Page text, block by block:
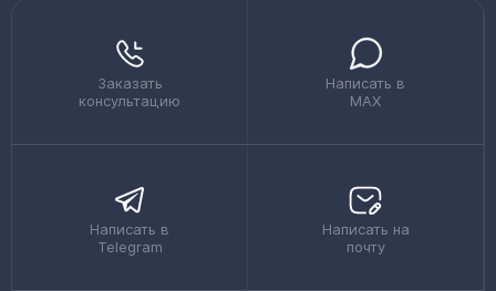
Заказать
консультацию
Написать в
MAX
Написать в
Telegram
Написать на
почту